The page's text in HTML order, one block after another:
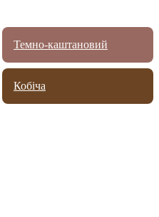
Темно-каштановий
Кобіча